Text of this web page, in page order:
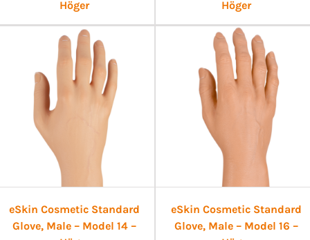
Höger
Höger
eSkin Cosmetic Standard
Glove, Male – Model 14 –
eSkin Cosmetic Standard
Glove, Male – Model 16 –